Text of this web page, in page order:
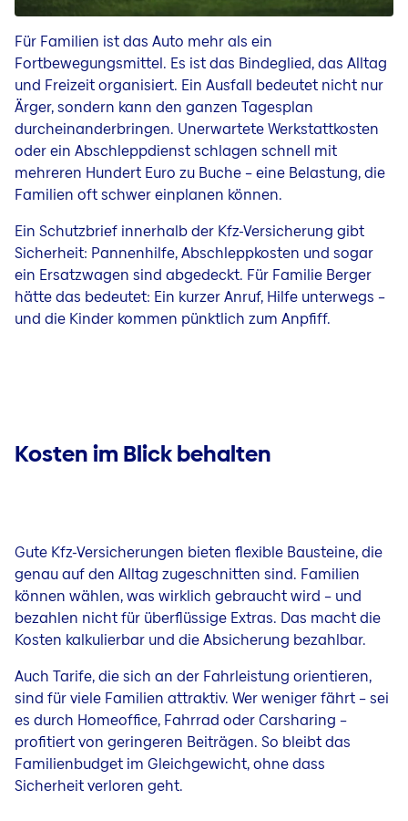
Für Familien ist das Auto mehr als ein
Fortbewegungsmittel. Es ist das Bindeglied, das Alltag
und Freizeit organisiert. Ein Ausfall bedeutet nicht nur
Ärger, sondern kann den ganzen Tagesplan
durcheinanderbringen. Unerwartete Werkstattkosten
oder ein Abschleppdienst schlagen schnell mit
mehreren Hundert Euro zu Buche – eine Belastung, die
Familien oft schwer einplanen können.
Ein Schutzbrief innerhalb der Kfz-Versicherung gibt
Sicherheit: Pannenhilfe, Abschleppkosten und sogar
ein Ersatzwagen sind abgedeckt. Für Familie Berger
hätte das bedeutet: Ein kurzer Anruf, Hilfe unterwegs –
und die Kinder kommen pünktlich zum Anpfiff.
Kosten im Blick behalten
Gute Kfz-Versicherungen bieten flexible Bausteine, die
genau auf den Alltag zugeschnitten sind. Familien
können wählen, was wirklich gebraucht wird – und
bezahlen nicht für überflüssige Extras. Das macht die
Kosten kalkulierbar und die Absicherung bezahlbar.
Auch Tarife, die sich an der Fahrleistung orientieren,
sind für viele Familien attraktiv. Wer weniger fährt – sei
es durch Homeoffice, Fahrrad oder Carsharing –
profitiert von geringeren Beiträgen. So bleibt das
Familienbudget im Gleichgewicht, ohne dass
Sicherheit verloren geht.